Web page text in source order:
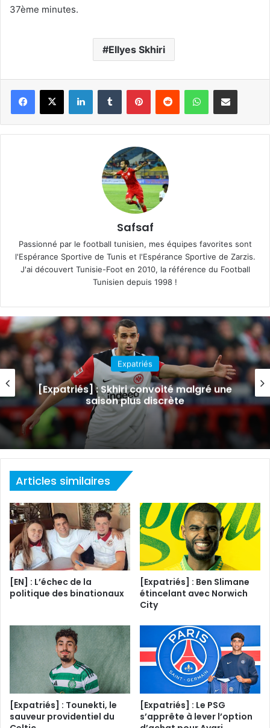
37ème minutes.
Ellyes Skhiri
Safsaf
Passionné par le football tunisien, mes équipes favorites sont
l'Espérance Sportive de Tunis et l'Espérance Sportive de Zarzis.
J'ai découvert Tunisie-Foot en 2010, la référence du Football
Tunisien depuis 1998 !
Expatriés
[Expatriés] : Skhiri convoité malgré une
saison plus discrète
Articles similaires
[EN] : L’échec de la
politique des binationaux
[Expatriés] : Ben Slimane
étincelant avec Norwich
City
[Expatriés] : Tounekti, le
sauveur providentiel du
[Expatriés] : Le PSG
s’apprête à lever l’option